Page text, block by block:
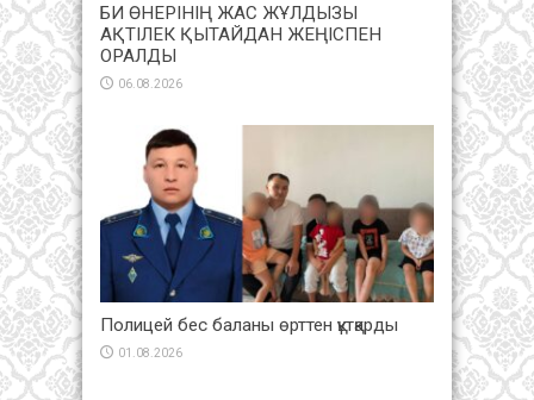
БИ ӨНЕРІНІҢ ЖАС ЖҰЛДЫЗЫ
АҚТІЛЕК ҚЫТАЙДАН ЖЕҢІСПЕН
ОРАЛДЫ
06.08.2026
Полицей бес баланы өрттен құтқарды
01.08.2026